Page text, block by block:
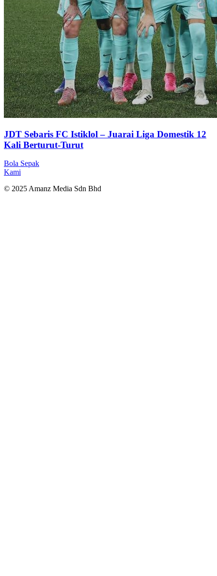
JDT Sebaris FC Istiklol – Juarai Liga Domestik 12
Kali Berturut-Turut
Bola Sepak
Kami
© 2025 Amanz Media Sdn Bhd